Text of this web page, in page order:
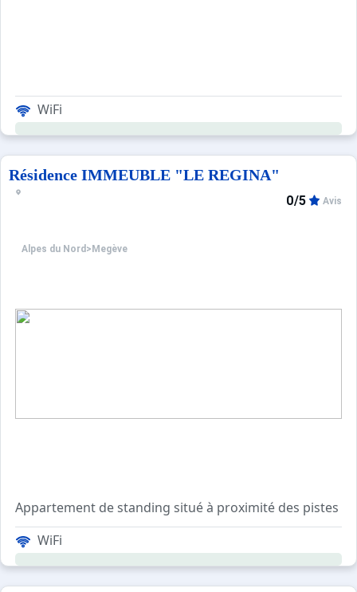
WiFi
Résidence IMMEUBLE "LE REGINA"
Alpes du Nord > Megève
0/5 Avis
Appartement de standing situé à proximité des pistes et
Ce logement de 62m² bénéficie d'un balcon, d'une
WiFi